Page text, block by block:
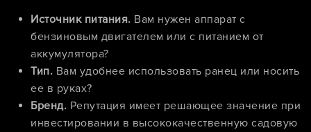
Источник питания. Вам нужен аппарат с
бензиновым двигателем или с питанием от
аккумулятора?
Тип. Вам удобнее использовать ранец или носить
ее в руках?
Бренд. Репутация имеет решающее значение при
инвестировании в высококачественную садовую